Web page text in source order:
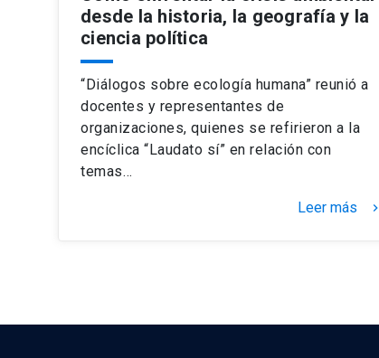
desde la historia, la geografía y la
ciencia política
“Diálogos sobre ecología humana” reunió a
docentes y representantes de
organizaciones, quienes se refirieron a la
encíclica “Laudato sí” en relación con
temas…
Leer más keyboard_arrow_right